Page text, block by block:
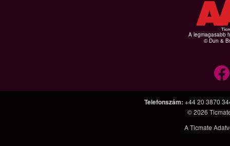
A legmagasabb
© Dun &
Telefonszám: +44 20 3870
© 2026
A Ticmate